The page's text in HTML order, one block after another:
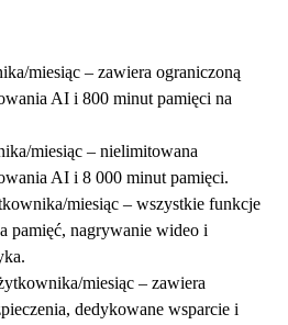
miesiąc – zawiera ograniczoną
AI i 800 minut pamięci na
miesiąc – nielimitowana
AI i 8 000 minut pamięci.
miesiąc – wszystkie funkcje
pamięć, nagrywanie wideo i
miesiąc – zawiera
dedykowane wsparcie i